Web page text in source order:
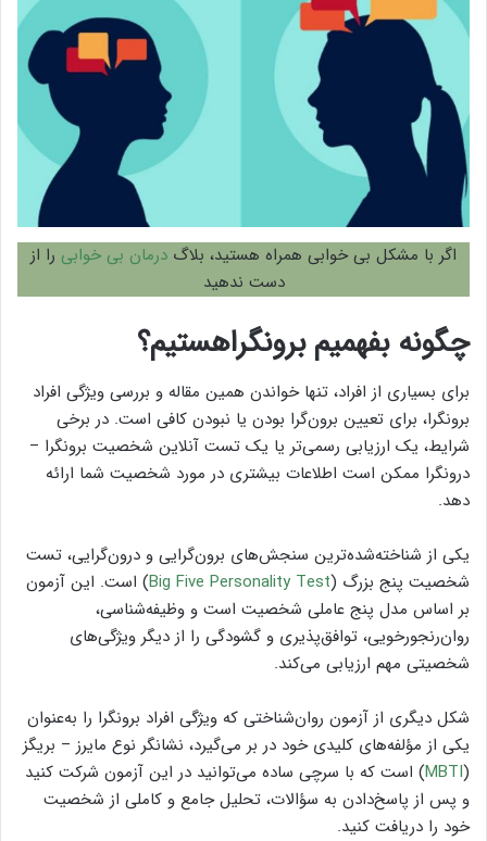
اگر با مشکل بی خوابی همراه هستید، بلاگ درمان بی خوابی را از
دست ندهید
چگونه بفهمیم برونگراهستیم؟
برای بسیاری از افراد، تنها خواندن همین مقاله و بررسی ویژگی افراد
برونگرا، برای تعیین برون‌گرا بودن یا نبودن کافی است. در برخی
شرایط، یک ارزیابی رسمی‌تر یا یک تست آنلاین شخصیت برونگرا –
درونگرا ممکن است اطلاعات بیشتری در مورد شخصیت شما ارائه
دهد.
یکی از شناخته‌شده‌ترین سنجش‌های برون‌گرایی و درون‌گرایی، تست
شخصیت پنج بزرگ (Big Five Personality Test) است. این آزمون
بر اساس مدل پنج عاملی شخصیت است و وظیفه‌شناسی،
روان‌رنجورخویی، توافق‌پذیری و گشودگی را از دیگر ویژگی‌های
شخصیتی مهم ارزیابی می‌کند.
شکل دیگری از آزمون روان‌شناختی که ویژگی افراد برونگرا را به‌عنوان
یکی از مؤلفه‌های کلیدی خود در بر می‌گیرد، نشانگر نوع مایرز – بریگز
(
MBTI) است که با سرچی ساده می‌توانید در این آزمون شرکت کنید
و پس از پاسخ‌دادن به سؤالات، تحلیل جامع و کاملی از شخصیت
خود را دریافت کنید.